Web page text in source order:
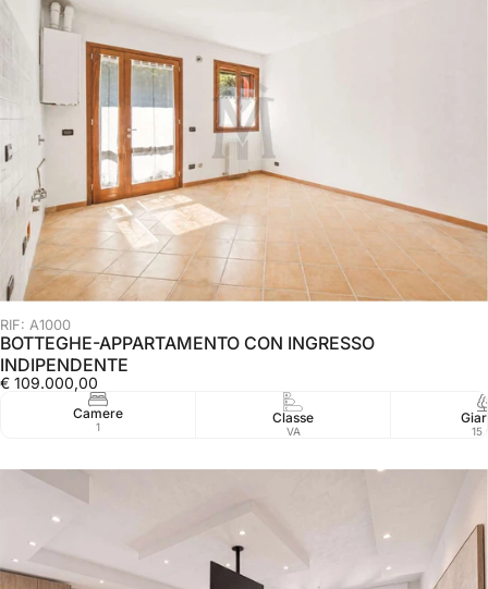
RIF: A1000
BOTTEGHE-APPARTAMENTO CON INGRESSO
INDIPENDENTE
€ 109.000,00
Camere
1
Classe
VA 15